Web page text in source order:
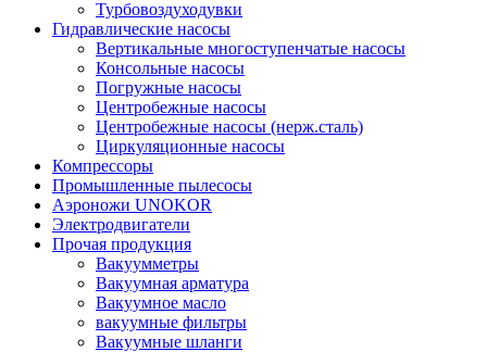
Турбовоздуходувки
Гидравлические насосы
Вертикальные многоступенчатые насосы
Консольные насосы
Погружные насосы
Центробежные насосы
Центробежные насосы (нерж.сталь)
Циркуляционные насосы
Компрессоры
Промышленные пылесосы
Аэроножи UNOKOR
Электродвигатели
Прочая продукция
Вакуумметры
Вакуумная арматура
Вакуумное масло
вакуумные фильтры
Вакуумные шланги